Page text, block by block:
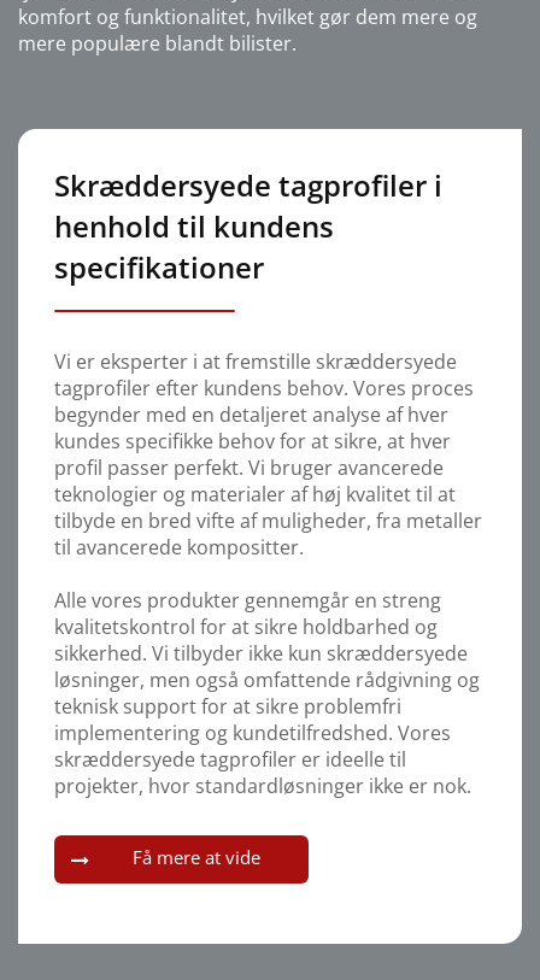
komfort og funktionalitet, hvilket gør dem mere og
mere populære blandt bilister.
Skræddersyede tagprofiler i
henhold til kundens
specifikationer
Vi er eksperter i at fremstille skræddersyede
tagprofiler efter kundens behov. Vores proces
begynder med en detaljeret analyse af hver
kundes specifikke behov for at sikre, at hver
profil passer perfekt. Vi bruger avancerede
teknologier og materialer af høj kvalitet til at
tilbyde en bred vifte af muligheder, fra metaller
til avancerede kompositter.
Alle vores produkter gennemgår en streng
kvalitetskontrol for at sikre holdbarhed og
sikkerhed. Vi tilbyder ikke kun skræddersyede
løsninger, men også omfattende rådgivning og
teknisk support for at sikre problemfri
implementering og kundetilfredshed. Vores
skræddersyede tagprofiler er ideelle til
projekter, hvor standardløsninger ikke er nok.
Få mere at vide